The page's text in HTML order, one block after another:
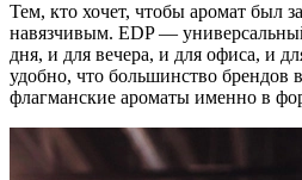
Тем, кто хочет, чтобы аромат был
навязчивым. EDP —
дня, и для вечера, и для офиса, и
удобно, что большинство брендов
флагманские ароматы именно в